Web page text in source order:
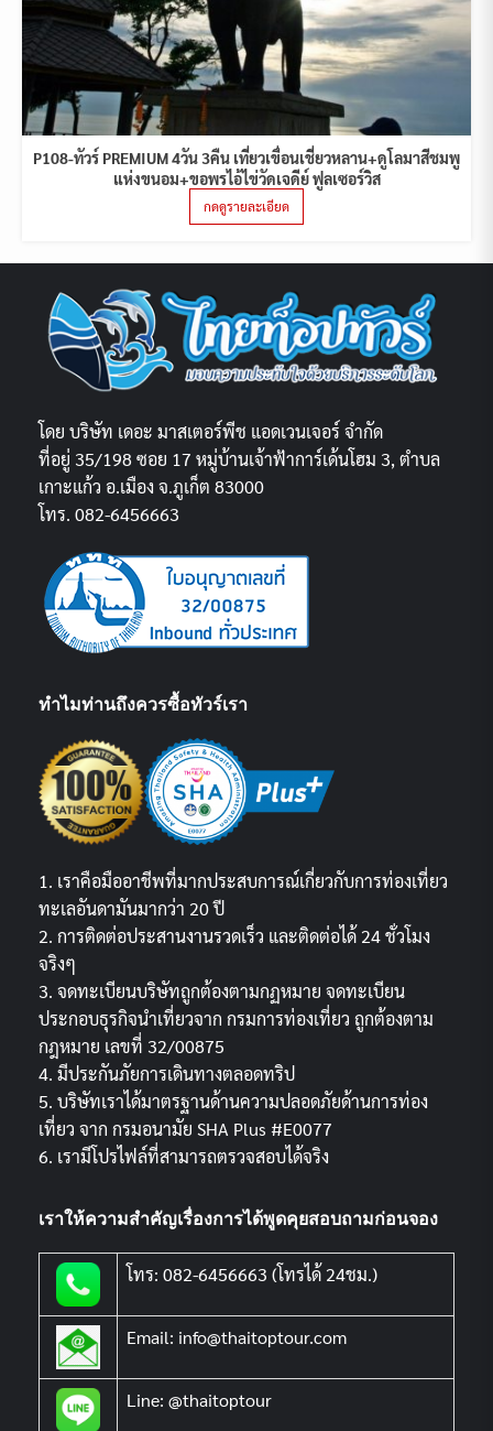
P108-ทัวร์ PREMIUM 4วัน 3คืน เที่ยวเขื่อนเชี่ยวหลาน+ดูโลมาสีชมพู
แห่งขนอม+ขอพรไอ้ไข่วัดเจดีย์ ฟูลเซอร์วิส
กดดูรายละเอียด
โดย บริษัท เดอะ มาสเตอร์พีช แอดเวนเจอร์ จำกัด
ที่อยู่ 35/198 ซอย 17 หมู่บ้านเจ้าฟ้าการ์เด้นโฮม 3, ตำบล
เกาะแก้ว อ.เมือง จ.ภูเก็ต 83000
โทร. 082-6456663
ทำไมท่านถึงควรซื้อทัวร์เรา
1. เราคือมืออาชีพที่มากประสบการณ์เกี่ยวกับการท่องเที่ยว
ทะเลอันดามันมากว่า 20 ปี
2. การติดต่อประสานงานรวดเร็ว และติดต่อได้ 24 ชั่วโมง
จริงๆ
3. จดทะเบียนบริษัทถูกต้องตามกฏหมาย จดทะเบียน
ประกอบธุรกิจนำเที่ยวจาก กรมการท่องเที่ยว ถูกต้องตาม
กฎหมาย เลขที่ 32/00875
4. มีประกันภัยการเดินทางตลอดทริป
5. บริษัทเราได้มาตรฐานด้านความปลอดภัยด้านการท่อง
เที่ยว จาก กรมอนามัย SHA Plus #E0077
6. เรามีโปรไฟล์ที่สามารถตรวจสอบได้จริง
เราให้ความสำคัญเรื่องการได้พูดคุยสอบถามก่อนจอง
โทร: 082-6456663 (โทรได้ 24ชม.)
Email: info@thaitoptour.com
Line: @thaitoptour